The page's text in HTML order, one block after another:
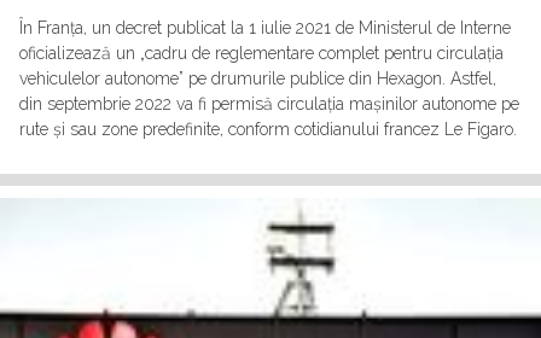
În Franța, un decret publicat la 1 iulie 2021 de Ministerul de Interne
oficializează un „cadru de reglementare complet pentru circulația
vehiculelor autonome” pe drumurile publice din Hexagon. Astfel,
din septembrie 2022 va fi permisă circulația mașinilor autonome pe
rute și sau zone predefinite, conform cotidianului francez Le Figaro.